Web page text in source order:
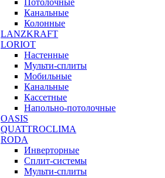
Потолочные
Канальные
Колонные
LANZKRAFT
LORIOT
Настенные
Мульти-сплиты
Мобильные
Канальные
Кассетные
Напольно-потолочные
OASIS
QUATTROCLIMA
RODA
Инверторные
Сплит-системы
Мульти-сплиты